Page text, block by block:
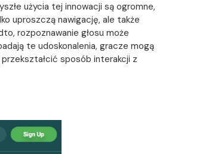
użycia tej innowacji są ogromne,
uproszczą nawigację, ale także
rozpoznawanie głosu może
te udoskonalenia, gracze mogą
sposób interakcji z